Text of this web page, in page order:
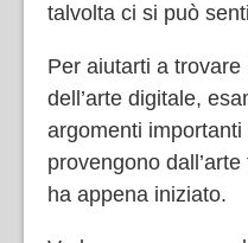
talvolta ci si può
Per aiutarti a
dell’arte digitale,
argomenti
provengono
ha appena iniziato.